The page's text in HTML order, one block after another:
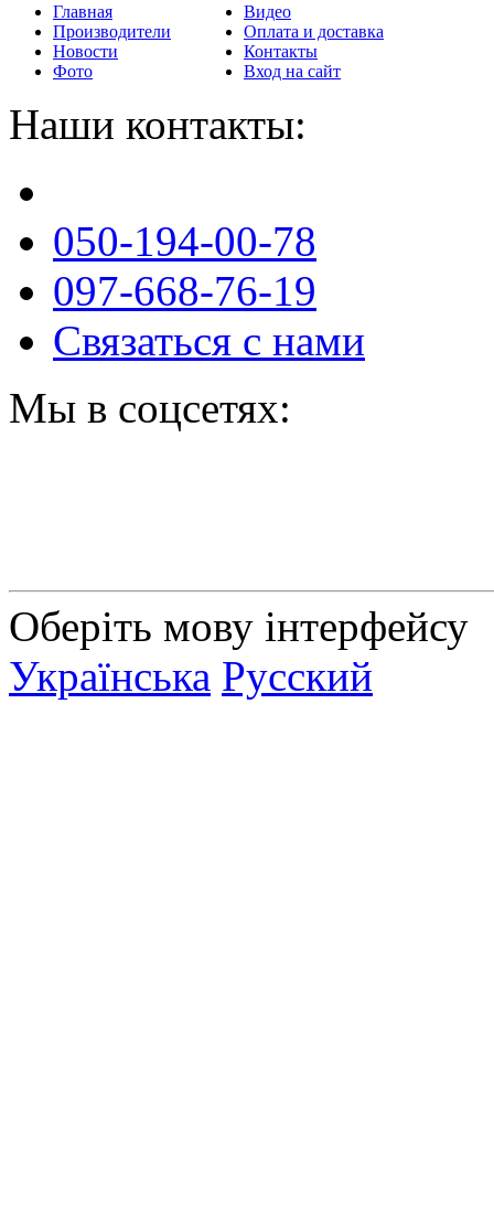
Главная
Производители
Новости
Фото
Видео
Оплата и доставка
Контакты
Вход на сайт
Наши контакты:
050-194-00-78
097-668-76-19
Связаться с нами
Мы в соцсетях:
Оберіть мову інтерфейсу
Українська Русский